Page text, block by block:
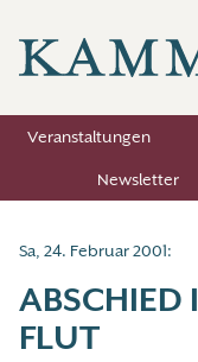
Veranstaltungen
Newsletter
Sa, 24. Februar 2001:
ABSCHIED
FLUT